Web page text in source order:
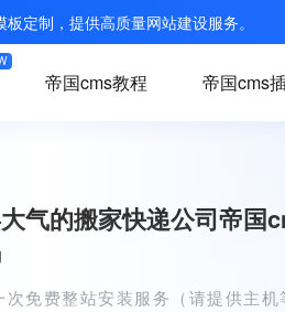
定制，提供高质量网站建设服务。
帝国cms教程 帝国cms
气的搬家快递公司帝国
次免费整站安装服务（请提供主机